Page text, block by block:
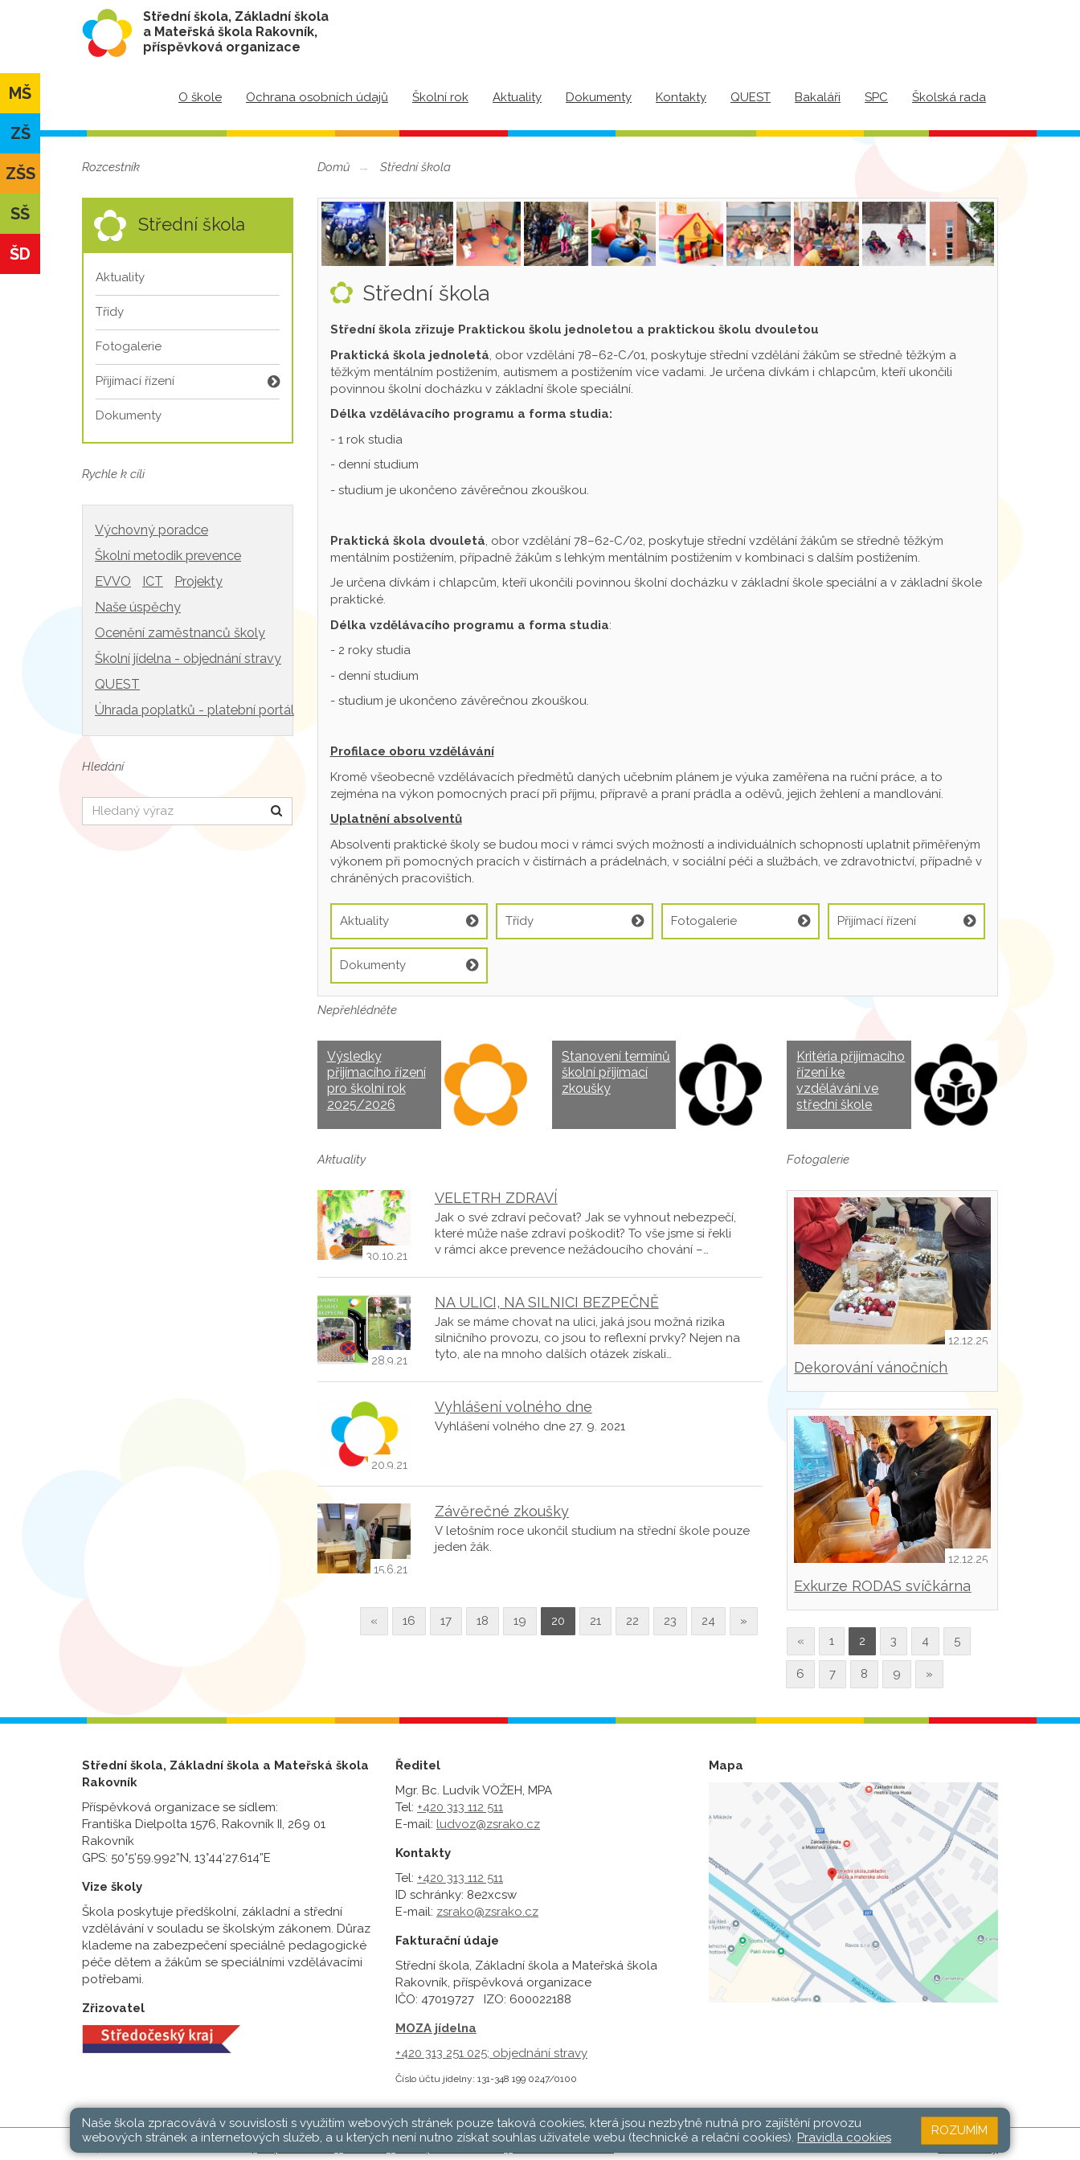
Střední škola, Základní škola
a Mateřská škola Rakovník,
příspěvková organizace
O škole Ochrana osobních údajů Školní rok Aktuality Dokumenty Kontakty QUEST Bakaláři SPC Školská rada
MŠ
ZŠ
ZŠS
SŠ
ŠD
Rozcestník
Střední škola
Aktuality
Třídy
Fotogalerie
Přijímací řízení
Dokumenty
Rychle k cíli
Výchovný poradce
Školní metodik prevence
EVVO
ICT
Projekty
Naše úspěchy
Ocenění zaměstnanců školy
Školní jídelna - objednání stravy
QUEST
Úhrada poplatků - platební portál
Hledání
Hledat
Domů Střední škola
Střední škola
Střední škola zřizuje Praktickou školu jednoletou a praktickou školu dvouletou
Praktická škola jednoletá, obor vzdělání 78–62-C/01, poskytuje střední vzdělání žákům se středně těžkým a
těžkým mentálním postižením, autismem a postižením více vadami. Je určena dívkám i chlapcům, kteří ukončili
povinnou školní docházku v základní škole speciální.
Délka vzdělávacího programu a forma studia:
- 1 rok studia
- denní studium
- studium je ukončeno závěrečnou zkouškou.
Praktická škola dvouletá, obor vzdělání 78–62-C/02, poskytuje střední vzdělání žákům se středně těžkým
mentálním postižením, případně žákům s lehkým mentálním postižením v kombinaci s dalším postižením.
Je určena dívkám i chlapcům, kteří ukončili povinnou školní docházku v základní škole speciální a v základní škole
praktické.
Délka vzdělávacího programu a forma studia:
- 2 roky studia
- denní studium
- studium je ukončeno závěrečnou zkouškou.
Profilace oboru vzdělávání
Kromě všeobecně vzdělávacích předmětů daných učebním plánem je výuka zaměřena na ruční práce, a to
zejména na výkon pomocných prací při příjmu, přípravě a praní prádla a oděvů, jejich žehlení a mandlování.
Uplatnění absolventů
Absolventi praktické školy se budou moci v rámci svých možností a individuálních schopností uplatnit přiměřeným
výkonem při pomocných pracích v čistírnách a prádelnách, v sociální péči a službách, ve zdravotnictví, případně v
chráněných pracovištích.
Aktuality Třídy Fotogalerie Přijímací řízení
Dokumenty
Nepřehlédněte
Výsledky
přijímacího řízení
pro školní rok
2025/2026
Stanovení termínů
školní přijímací
zkoušky
Kritéria přijímacího
řízení ke
vzdělávání ve
střední škole
Aktuality
30.10.21
VELETRH ZDRAVÍ
Jak o své zdraví pečovat? Jak se vyhnout nebezpečí,
které může naše zdraví poškodit? To vše jsme si řekli
v rámci akce prevence nežádoucího chování –…
28.9.21
NA ULICI, NA SILNICI BEZPEČNĚ
Jak se máme chovat na ulici, jaká jsou možná rizika
silničního provozu, co jsou to reflexní prvky? Nejen na
tyto, ale na mnoho dalších otázek získali…
20.9.21
Vyhlášení volného dne
Vyhlášení volného dne 27. 9. 2021
15.6.21
Závěrečné zkoušky
V letošním roce ukončil studium na střední škole pouze
jeden žák.
« 16 17 18 19 20 21 22 23 24 »
Fotogalerie
12.12.25
Dekorování vánočních
12.12.25
Exkurze RODAS svíčkárna
« 1 2 3 4 5
6 7 8 9 »
Střední škola, Základní škola a Mateřská škola
Rakovník
Příspěvková organizace se sídlem:
Františka Dielpolta 1576, Rakovník II, 269 01
Rakovník
GPS: 50°5’59.992”N, 13°44’27.614”E
Vize školy
Škola poskytuje předškolní, základní a střední
vzdělávání v souladu se školským zákonem. Důraz
klademe na zabezpečení speciálně pedagogické
péče dětem a žákům se speciálními vzdělávacími
potřebami.
Zřizovatel
Ředitel
Mgr. Bc. Ludvík VOŽEH, MPA
Tel: +420 313 112 511
E-mail: ludvoz@zsrako.cz
Kontakty
Tel: +420 313 112 511
ID schránky: 8e2xcsw
E-mail: zsrako@zsrako.cz
Fakturační údaje
Střední škola, Základní škola a Mateřská škola
Rakovník, příspěvková organizace
IČO: 47019727 IZO: 600022188
MOZA jídelna
+420 313 251 025; objednání stravy
Číslo účtu jídelny: 131-348 199 0247/0100
Mapa
SŠ, ZŠ a MŠ Rakovník © 2026 | Mapa stránek Přihlásit Web školy
Naše škola zpracovává v souvislosti s využitím webových stránek pouze taková cookies, která jsou nezbytně nutná pro zajištění provozu
webových stránek a internetových služeb, a u kterých není nutno získat souhlas uživatele webu (technické a relační cookies). Pravidla cookies
ROZUMÍM